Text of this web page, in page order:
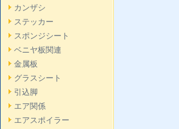
カンザシ
ステッカー
スポンジシート
ベニヤ板関連
金属板
グラスシート
引込脚
エア関係
エアスポイラー